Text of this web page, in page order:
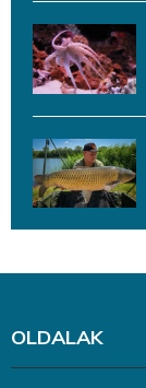
OLDALAK